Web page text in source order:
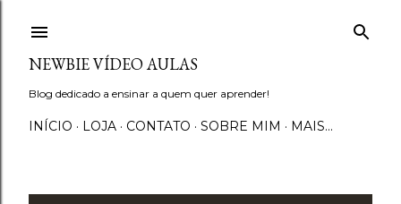
NEWBIE VÍDEO AULAS
Blog dedicado a ensinar a quem quer aprender!
INÍCIO LOJA CONTATO SOBRE MIM MAIS…